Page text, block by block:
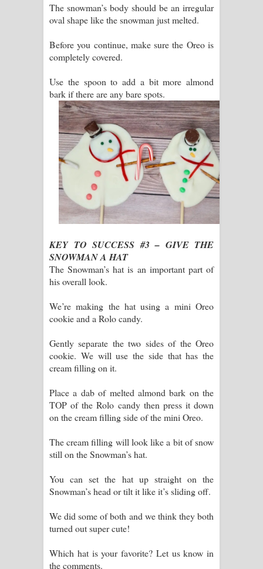
The snowman’s body should be an irregular
oval shape like the snowman just melted.
Before you continue, make sure the Oreo is
completely covered.
Use the spoon to add a bit more almond
bark if there are any bare spots.
KEY TO SUCCESS #3 – GIVE THE
SNOWMAN A HAT
The Snowman’s hat is an important part of
his overall look.
We’re making the hat using a mini Oreo
cookie and a Rolo candy.
Gently separate the two sides of the Oreo
cookie. We will use the side that has the
cream filling on it.
Place a dab of melted almond bark on the
TOP of the Rolo candy then press it down
on the cream filling side of the mini Oreo.
The cream filling will look like a bit of snow
still on the Snowman’s hat.
You can set the hat up straight on the
Snowman’s head or tilt it like it’s sliding off.
We did some of both and we think they both
turned out super cute!
Which hat is your favorite? Let us know in
the comments.